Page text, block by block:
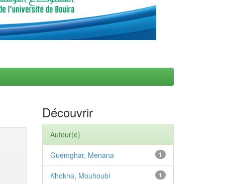
Découvrir
Auteur(e)
1
Guemghar, Menana
1
Khokha, Mouhoubi